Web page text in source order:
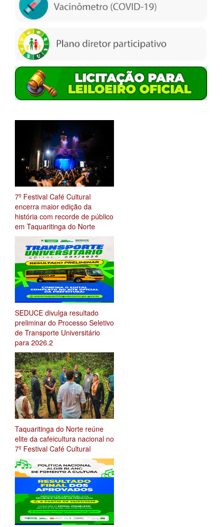
7º Festival Café Cultural
encerra maior edição da
história com recorde de público
em Taquaritinga do Norte
SEDUCE divulga resultado
preliminar do Processo Seletivo
de Transporte Universitário
para 2026.2
Taquaritinga do Norte reúne
elite da cafeicultura nacional no
7º Festival Café Cultural